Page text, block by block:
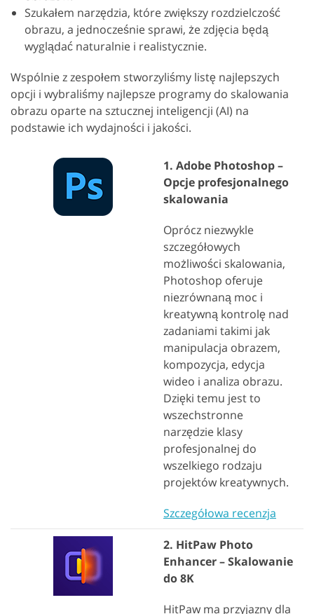
Szukałem narzędzia, które zwiększy rozdzielczość
obrazu, a jednocześnie sprawi, że zdjęcia będą
wyglądać naturalnie i realistycznie.
Wspólnie z zespołem stworzyliśmy listę najlepszych
opcji i wybraliśmy najlepsze programy do skalowania
obrazu oparte na sztucznej inteligencji (AI) na
podstawie ich wydajności i jakości.
1. Adobe Photoshop –
Opcje profesjonalnego
skalowania
Oprócz niezwykle
szczegółowych
możliwości skalowania,
Photoshop oferuje
niezrównaną moc i
kreatywną kontrolę nad
zadaniami takimi jak
manipulacja obrazem,
kompozycja, edycja
wideo i analiza obrazu.
Dzięki temu jest to
wszechstronne
narzędzie klasy
profesjonalnej do
wszelkiego rodzaju
projektów kreatywnych.
Szczegółowa recenzja
2. HitPaw Photo
Enhancer – Skalowanie
do 8K
HitPaw ma przyjazny dla